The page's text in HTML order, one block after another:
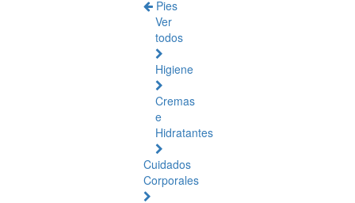
Pies
Ver
todos
Higiene
Cremas
e
Hidratantes
Cuidados
Corporales